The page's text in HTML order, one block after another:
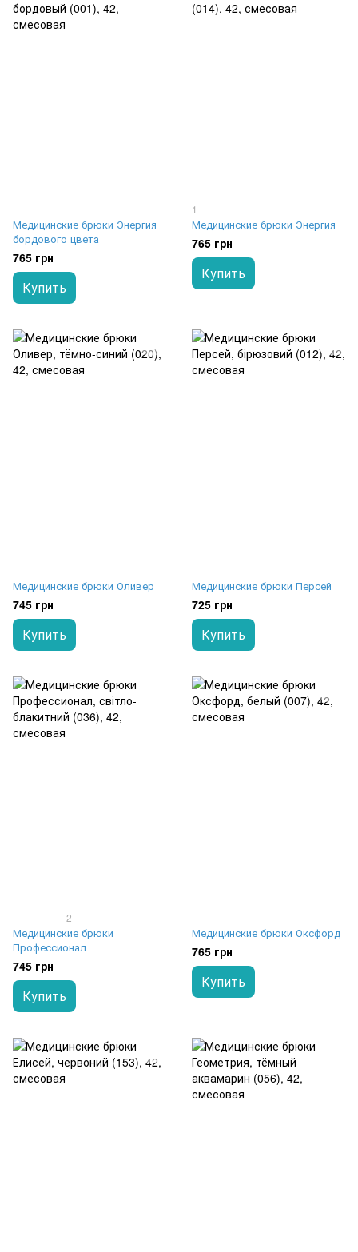
Медицинские брюки Энергия
бордового цвета
765 грн
Купить
1
Медицинские брюки Энергия
765 грн
Купить
Медицинские брюки Оливер
745 грн
Купить
Медицинские брюки Персей
725 грн
Купить
2
Медицинские брюки
Профессионал
745 грн
Купить
Медицинские брюки Оксфорд
765 грн
Купить